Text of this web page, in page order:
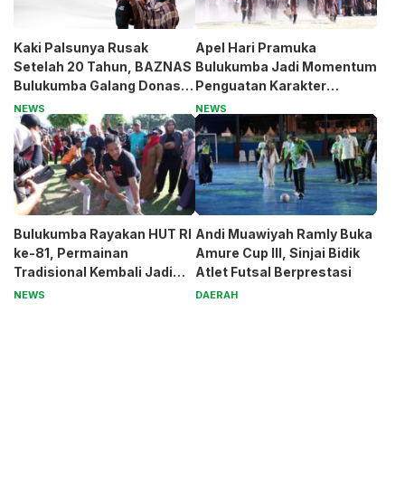
Kaki Palsunya Rusak
Setelah 20 Tahun, BAZNAS
Bulukumba Galang Donasi
untuk Pak Pardi
NEWS
Apel Hari Pramuka
Bulukumba Jadi Momentum
Penguatan Karakter
Generasi Muda
NEWS
Bulukumba Rayakan HUT RI
ke-81, Permainan
Tradisional Kembali Jadi
Magnet
NEWS
Andi Muawiyah Ramly Buka
Amure Cup III, Sinjai Bidik
Atlet Futsal Berprestasi
DAERAH